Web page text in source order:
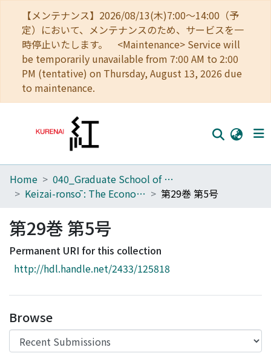
【メンテナンス】2026/08/13(木)7:00～14:00（予
定）において、メンテナンスのため、サービスを一
時停止いたします。 <Maintenance> Service will
be temporarily unavailable from 7:00 AM to 2:00
PM (tentative) on Thursday, August 13, 2026 due
to maintenance.
Home
Browse
Download Ranking
Access Statistics
Home
040_Graduate School of Economics
Keizai-ronsō : The Economic Review
第29巻 第5号
第29巻 第5号
Permanent URI for this collection
http://hdl.handle.net/2433/125818
Browse